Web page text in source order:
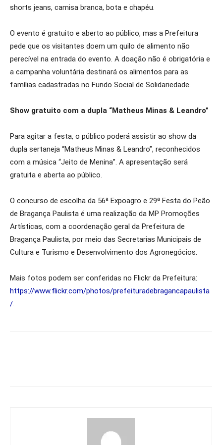
shorts jeans, camisa branca, bota e chapéu.
O evento é gratuito e aberto ao público, mas a Prefeitura
pede que os visitantes doem um quilo de alimento não
perecível na entrada do evento. A doação não é obrigatória e
a campanha voluntária destinará os alimentos para as
famílias cadastradas no Fundo Social de Solidariedade.
Show gratuito com a dupla “Matheus Minas & Leandro”
Para agitar a festa, o público poderá assistir ao show da
dupla sertaneja “Matheus Minas & Leandro”, reconhecidos
com a música “Jeito de Menina”. A apresentação será
gratuita e aberta ao público.
O concurso de escolha da 56ª Expoagro e 29ª Festa do Peão
de Bragança Paulista é uma realização da MP Promoções
Artísticas, com a coordenação geral da Prefeitura de
Bragança Paulista, por meio das Secretarias Municipais de
Cultura e Turismo e Desenvolvimento dos Agronegócios.
Mais fotos podem ser conferidas no Flickr da Prefeitura:
https://www.flickr.com/photos/prefeituradebragancapaulista
/.